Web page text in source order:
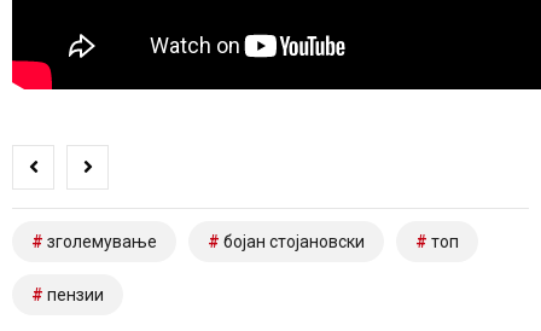
зголемување бојан стојановски топ
пензии